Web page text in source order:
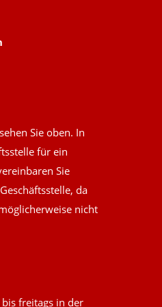
Sie oben. In
für ein
Sie
da
nicht
freitags in der